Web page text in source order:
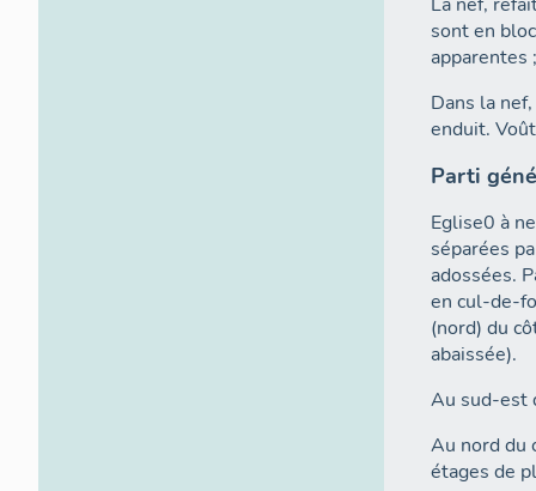
sont en
apparentes
Dans la
enduit.
Parti
Eglise0 à
séparées
adossées.
en cul-de-
(nord) du
abaissée).
Au sud-est
Au nord du
étages de